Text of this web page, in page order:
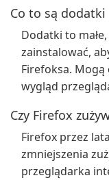
Co to są dodatki
Dodatki to
zainstalować,
Firefoksa.
wygląd
Czy Firefox
Firefox przez
zmniejszenia
przeglądarka